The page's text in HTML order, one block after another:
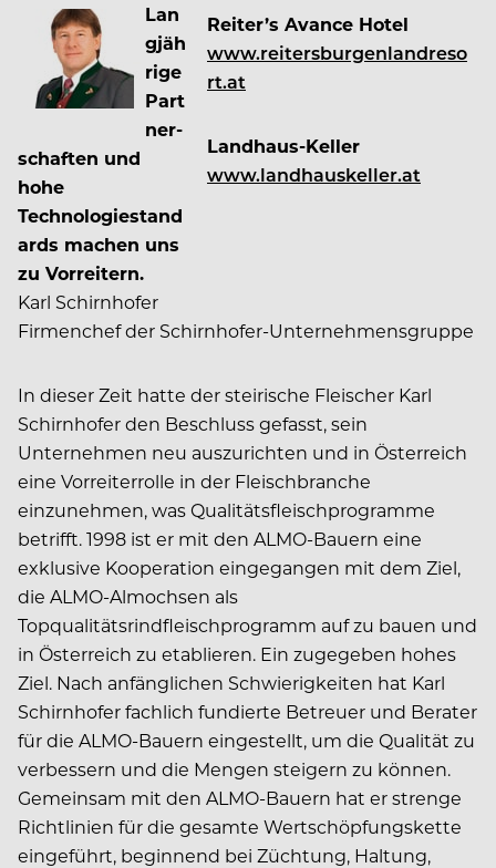
Reiter’s Avance Hotel
www.reitersburgenlandreso
rt.at
Landhaus-Keller
www.landhauskeller.at
Lan
gjäh
rige
Part
ner-
schaften und
hohe
Technologiestand
ards machen uns
zu Vorreitern.
Karl Schirnhofer
Firmenchef der Schirnhofer-Unternehmensgruppe
In dieser Zeit hatte der steirische Fleischer Karl
Schirnhofer den Beschluss gefasst, sein
Unternehmen neu auszurichten und in Österreich
eine Vorreiterrolle in der Fleischbranche
einzunehmen, was Qualitätsfleischprogramme
betrifft. 1998 ist er mit den ALMO-Bauern eine
exklusive Kooperation eingegangen mit dem Ziel,
die ALMO-Almochsen als
Topqualitätsrindfleischprogramm auf zu bauen und
in Österreich zu etablieren. Ein zugegeben hohes
Ziel. Nach anfänglichen Schwierigkeiten hat Karl
Schirnhofer fachlich fundierte Betreuer und Berater
für die ALMO-Bauern eingestellt, um die Qualität zu
verbessern und die Mengen steigern zu können.
Gemeinsam mit den ALMO-Bauern hat er strenge
Richtlinien für die gesamte Wertschöpfungskette
eingeführt, beginnend bei Züchtung, Haltung,